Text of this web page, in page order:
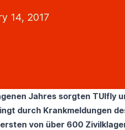
14, 2017
Jahres sorgten TUIfly
durch Krankmeldungen
von über 600